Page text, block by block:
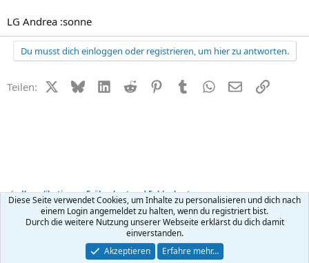
LG Andrea :sonne
Du musst dich einloggen oder registrieren, um hier zu antworten.
Teilen: X (Twitter)
BlueskyLinkedIn
Reddit PinterestTumblr WhatsApp
E-MailLink
Komplikationen, Frühgeburt und Fehlgeburt
Kontakt Nutzungsbedingungen Datenschutz Hilfe
R
Community platform by XenForo ® © 2010-2026 XenForo Ltd.
Diese Seite verwendet Cookies, um Inhalte zu personalisieren und dich nach
einem Login angemeldet zu halten, wenn du registriert bist.
Durch die weitere Nutzung unserer Webseite erklärst du dich damit
einverstanden.
Akzeptieren
Erfahre mehr…